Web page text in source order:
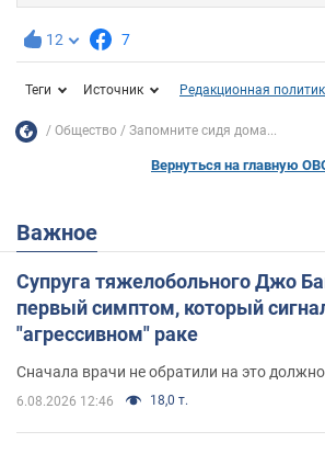
12 7
Теги Источник Редакционная
Общество Запомните сидя дома...
Вернуться на главную
Важное
Супруга тяжелобольного Джо
первый симптом, который
"агрессивном" раке
Сначала врачи не обратили на это
6.08.2026 12:46 18,0 т.